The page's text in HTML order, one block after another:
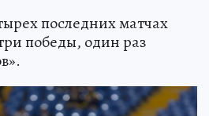
последних матчах
победы, один раз